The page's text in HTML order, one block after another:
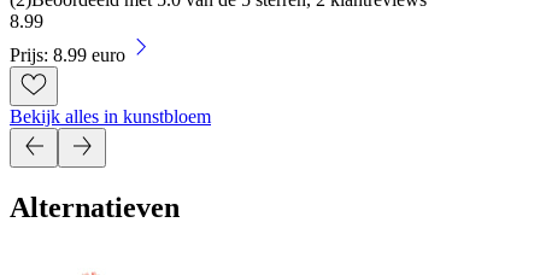
8.99
Prijs: 8.99 euro
Bekijk alles in kunstbloem
Alternatieven